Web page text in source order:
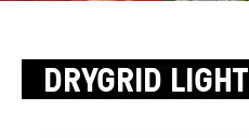
DRYGRID LIGHT